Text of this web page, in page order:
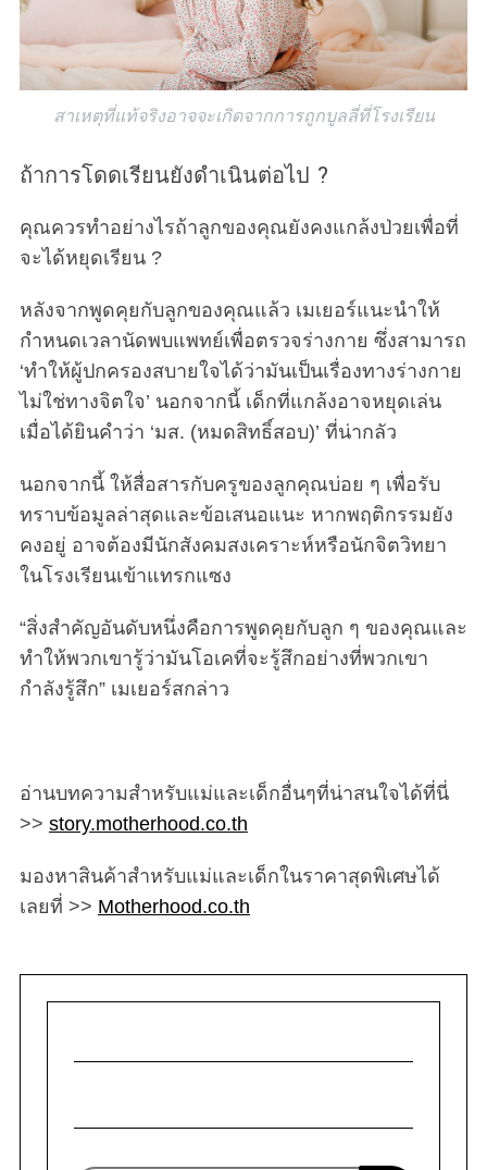
สาเหตุที่แท้จริงอาจจะเกิดจากการถูกบูลลี่ที่โรงเรียน
ถ้าการโดดเรียนยังดำเนินต่อไป ?
คุณควรทำอย่างไรถ้าลูกของคุณยังคงแกล้งป่วยเพื่อที่
จะได้หยุดเรียน ?
หลังจากพูดคุยกับลูกของคุณแล้ว เมเยอร์แนะนำให้
กำหนดเวลานัดพบแพทย์เพื่อตรวจร่างกาย ซึ่งสามารถ
‘ทำให้ผู้ปกครองสบายใจได้ว่ามันเป็นเรื่องทางร่างกาย
ไม่ใช่ทางจิตใจ’ นอกจากนี้ เด็กที่แกล้งอาจหยุดเล่น
เมื่อได้ยินคำว่า ‘มส. (หมดสิทธิ์สอบ)’ ที่น่ากลัว
นอกจากนี้ ให้สื่อสารกับครูของลูกคุณบ่อย ๆ เพื่อรับ
ทราบข้อมูลล่าสุดและข้อเสนอแนะ หากพฤติกรรมยัง
คงอยู่ อาจต้องมีนักสังคมสงเคราะห์หรือนักจิตวิทยา
ในโรงเรียนเข้าแทรกแซง
“สิ่งสำคัญอันดับหนึ่งคือการพูดคุยกับลูก ๆ ของคุณและ
ทำให้พวกเขารู้ว่ามันโอเคที่จะรู้สึกอย่างที่พวกเขา
กำลังรู้สึก” เมเยอร์สกล่าว
อ่านบทความสำหรับแม่และเด็กอื่นๆที่น่าสนใจได้ที่นี่
>> story.motherhood.co.th
มองหาสินค้าสำหรับแม่และเด็กในราคาสุดพิเศษได้
เลยที่ >> Motherhood.co.th
: